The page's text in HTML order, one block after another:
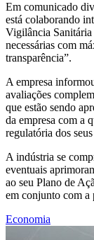
Em comunicado
está colaborando
Vigilância Sanitária
necessárias com
transparência”.
A empresa
avaliações
que estão sendo
da empresa com a
regulatória dos
A indústria se
eventuais
ao seu Plano de
em conjunto com a
Economia